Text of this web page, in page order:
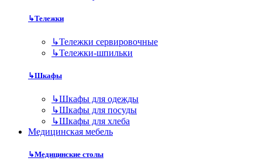
↳Тележки
↳Тележки сервировочные
↳Тележки-шпильки
↳Шкафы
↳Шкафы для одежды
↳Шкафы для посуды
↳Шкафы для хлеба
Медицинская мебель
↳Медицинские столы